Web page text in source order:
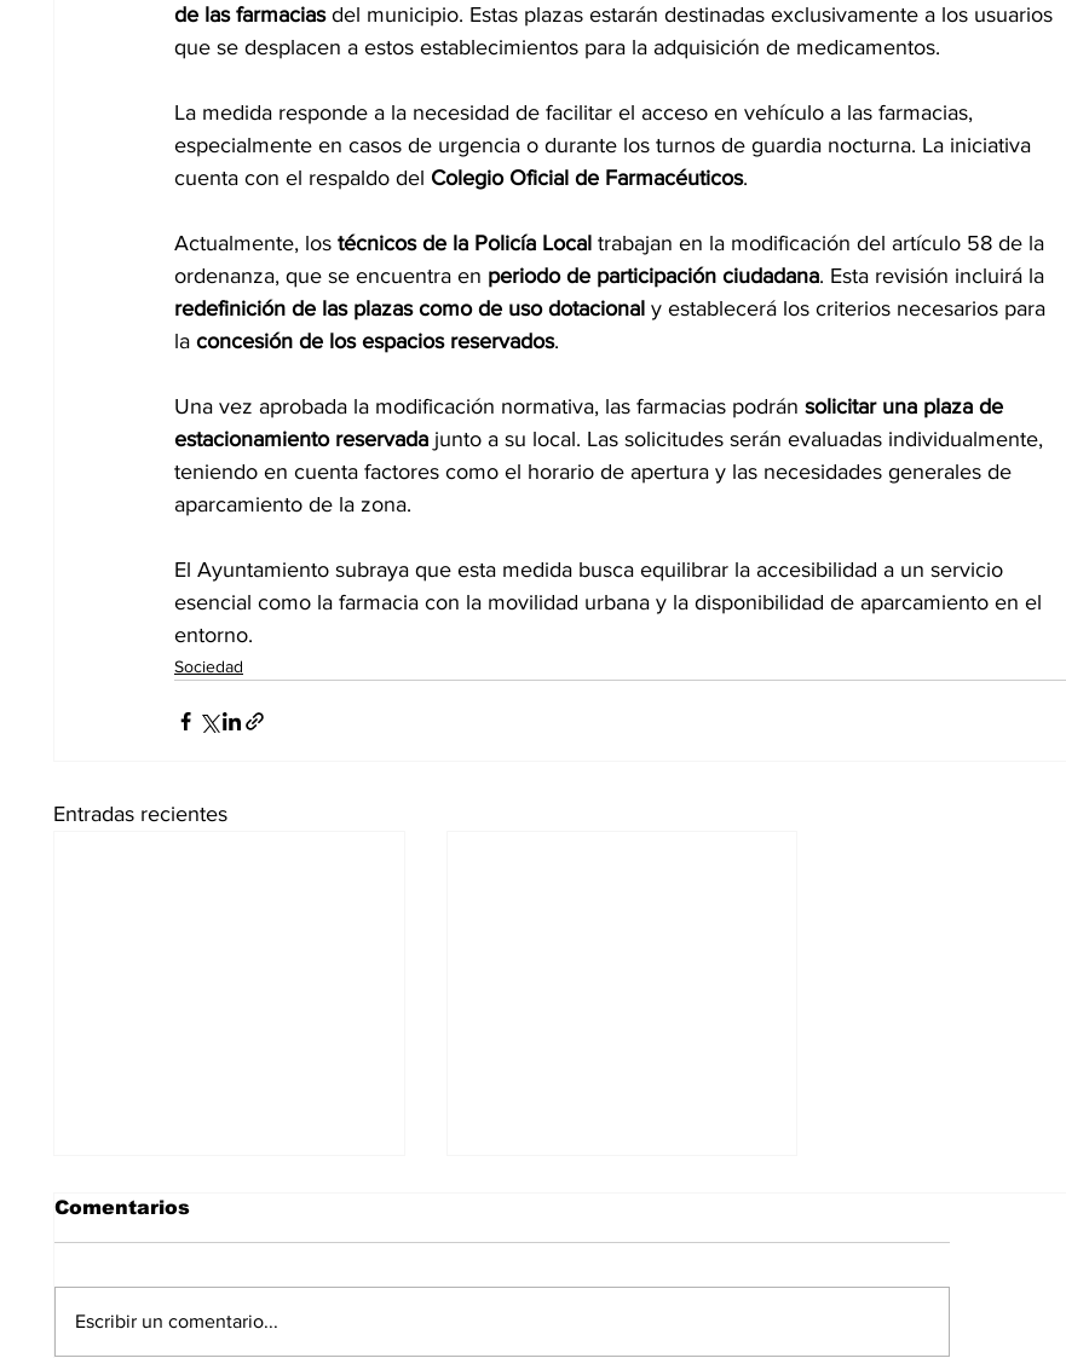
de las farmacias del municipio. Estas plazas estarán destinadas exclusivamente a los usuarios
que se desplacen a estos establecimientos para la adquisición de medicamentos.
La medida responde a la necesidad de facilitar el acceso en vehículo a las farmacias,
especialmente en casos de urgencia o durante los turnos de guardia nocturna. La iniciativa
cuenta con el respaldo del Colegio Oficial de Farmacéuticos.
Actualmente, los técnicos de la Policía Local trabajan en la modificación del artículo 58 de la
ordenanza, que se encuentra en periodo de participación ciudadana. Esta revisión incluirá la
redefinición de las plazas como de uso dotacional y establecerá los criterios necesarios para
la concesión de los espacios reservados.
Una vez aprobada la modificación normativa, las farmacias podrán solicitar una plaza de
estacionamiento reservada junto a su local. Las solicitudes serán evaluadas individualmente,
teniendo en cuenta factores como el horario de apertura y las necesidades generales de
aparcamiento de la zona.
El Ayuntamiento subraya que esta medida busca equilibrar la accesibilidad a un servicio
esencial como la farmacia con la movilidad urbana y la disponibilidad de aparcamiento en el
entorno.
Sociedad
Entradas recientes
Comentarios
Escribir un comentario...